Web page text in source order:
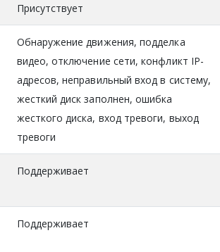
Присутствует
Обнаружение движения, подделка
видео, отключение сети, конфликт IP-
адресов, неправильный вход в систему,
жесткий диск заполнен, ошибка
жесткого диска, вход тревоги, выход
тревоги
Поддерживает
Поддерживает